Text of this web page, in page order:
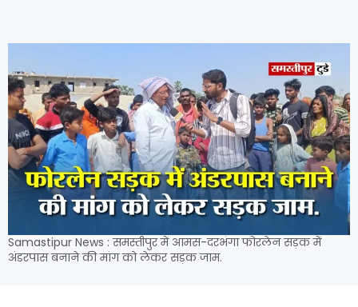
Samastipur News : समस्तीपुर में आमस-दरभंगा फोरलेन सड़क में
अंडरपास बनाने की मांग को लेकर सड़क जाम.